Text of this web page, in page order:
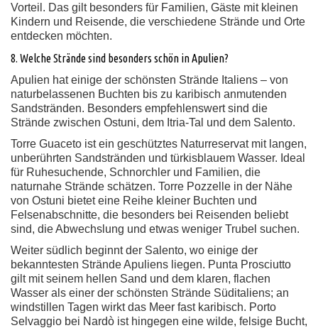
Vorteil. Das gilt besonders für Familien, Gäste mit kleinen
Kindern und Reisende, die verschiedene Strände und Orte
entdecken möchten.
8. Welche Strände sind besonders schön in Apulien?
Apulien hat einige der schönsten Strände Italiens – von
naturbelassenen Buchten bis zu karibisch anmutenden
Sandstränden. Besonders empfehlenswert sind die
Strände zwischen Ostuni, dem Itria-Tal und dem Salento.
Torre Guaceto ist ein geschütztes Naturreservat mit langen,
unberührten Sandstränden und türkisblauem Wasser. Ideal
für Ruhesuchende, Schnorchler und Familien, die
naturnahe Strände schätzen. Torre Pozzelle in der Nähe
von Ostuni bietet eine Reihe kleiner Buchten und
Felsenabschnitte, die besonders bei Reisenden beliebt
sind, die Abwechslung und etwas weniger Trubel suchen.
Weiter südlich beginnt der Salento, wo einige der
bekanntesten Strände Apuliens liegen. Punta Prosciutto
gilt mit seinem hellen Sand und dem klaren, flachen
Wasser als einer der schönsten Strände Süditaliens; an
windstillen Tagen wirkt das Meer fast karibisch. Porto
Selvaggio bei Nardò ist hingegen eine wilde, felsige Bucht,